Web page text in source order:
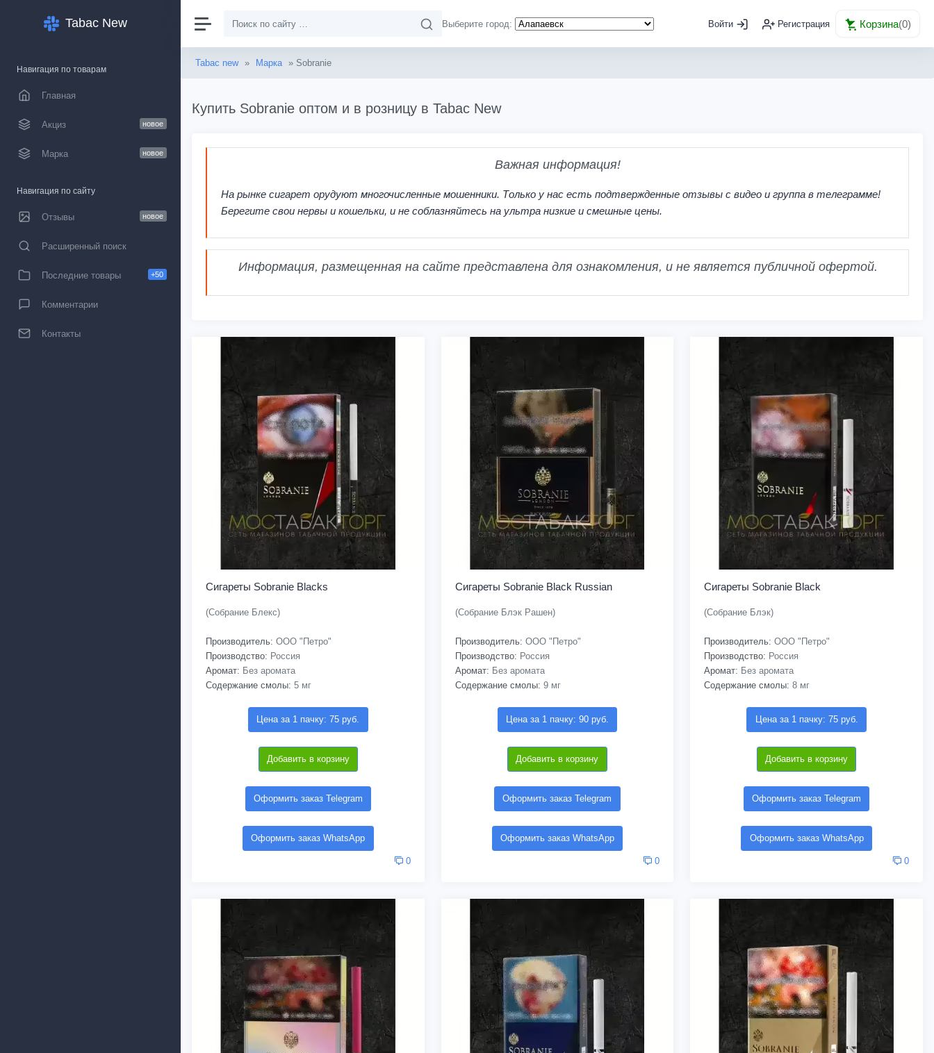
Tabac New
Навигация по товарам
Главная
Акциз новое
Марка новое
Навигация по сайту
Отзывы новое
Расширенный поиск
Последние товары +50
Комментарии
Контакты
Выберите город: Войти Регистрация Корзина(0)
Tabac new » Марка » Sobranie
Купить Sobranie оптом и в розницу в Tabac New
Важная информация!
На рынке сигарет орудуют многочисленные мошенники. Только у нас есть подтвержденные отзывы с видео и группа в телеграмме!
Берегите свои нервы и кошельки, и не соблазняйтесь на ультра низкие и смешные цены.
Информация, размещенная на сайте представлена для ознакомления, и не является публичной офертой.
Сигареты Sobranie Blacks
(Собрание Блекс)
Производитель: ООО "Петро"
Производство: Россия
Аромат: Без аромата
Содержание смолы: 5 мг
Цена за 1 пачку: 75 руб.
Добавить в корзину
Оформить заказ Telegram
Оформить заказ WhatsApp
0
Сигареты Sobranie Black Russian
(Собрание Блэк Рашен)
Производитель: ООО "Петро"
Производство: Россия
Аромат: Без аромата
Содержание смолы: 9 мг
Цена за 1 пачку: 90 руб.
Добавить в корзину
Оформить заказ Telegram
Оформить заказ WhatsApp
0
Сигареты Sobranie Black
(Собрание Блэк)
Производитель: ООО "Петро"
Производство: Россия
Аромат: Без аромата
Содержание смолы: 8 мг
Цена за 1 пачку: 75 руб.
Добавить в корзину
Оформить заказ Telegram
Оформить заказ WhatsApp
0